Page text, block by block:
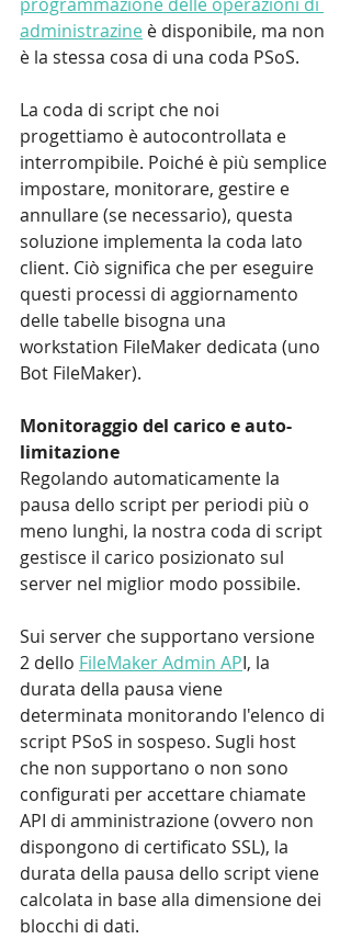
administrazine è disponibile, ma non
è la stessa cosa di una coda PSoS.
La coda di script che noi
progettiamo è autocontrollata e
interrompibile. Poiché è più semplice
impostare, monitorare, gestire e
annullare (se necessario), questa
soluzione implementa la coda lato
client. Ciò significa che per eseguire
questi processi di aggiornamento
delle tabelle bisogna una
workstation FileMaker dedicata (uno
Bot FileMaker).
Monitoraggio del carico e auto-
limitazione
Regolando automaticamente la
pausa dello script per periodi più o
meno lunghi, la nostra coda di script
gestisce il carico posizionato sul
server nel miglior modo possibile.
Sui server che supportano versione
2 dello FileMaker Admin API, la
durata della pausa viene
determinata monitorando l'elenco di
script PSoS in sospeso. Sugli host
che non supportano o non sono
configurati per accettare chiamate
API di amministrazione (ovvero non
dispongono di certificato SSL), la
durata della pausa dello script viene
calcolata in base alla dimensione dei
blocchi di dati.